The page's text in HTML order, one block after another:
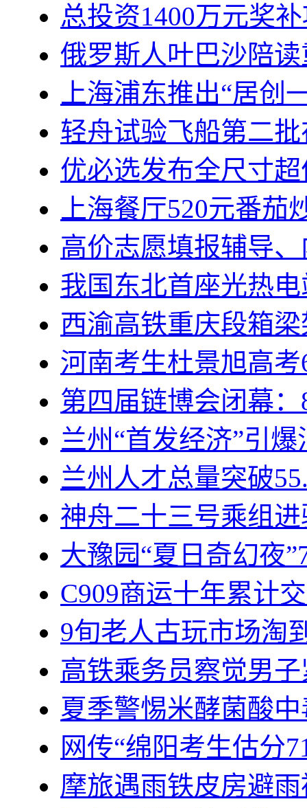
总投资1400万元奖
俄罗斯人叶巴沙陪
上海浦东推出“居创
轻舟试验飞船第二
优必选发布全尺寸
上海餐厅520元番
高价志愿填报辅导
我国东北首座光热
西渝高铁重庆段箱
河南考生杜景旭高
第四届链博会闭幕
兰州“首发经济”引
兰州人才总量突破
神舟二十三号乘组
大豫园“夏日奇幻夜
C909商运十年累计
9旬老人古玩市场淘
高铁乘务员察觉男
夏季警惕米酵菌酸
网传“绵阳考生估分
摩旅遇雨铁皮房避